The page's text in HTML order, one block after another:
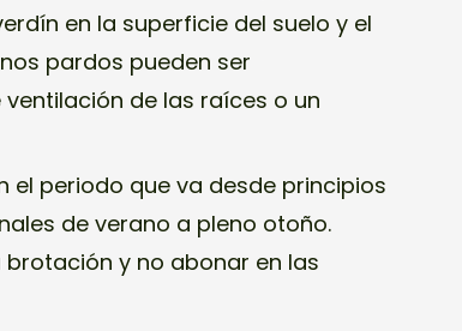
en la superficie del suelo y el
pardos pueden ser
de las raíces o un
el periodo que va desde principios
de verano a pleno otoño.
y no abonar en las